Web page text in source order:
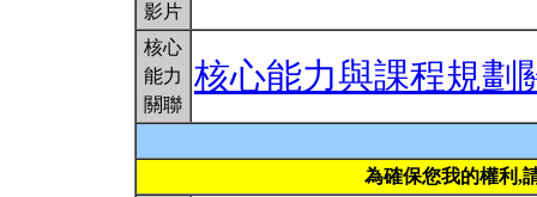
影片
核心
能力
關聯
核心能力與課程規劃
為確保您我的權利,